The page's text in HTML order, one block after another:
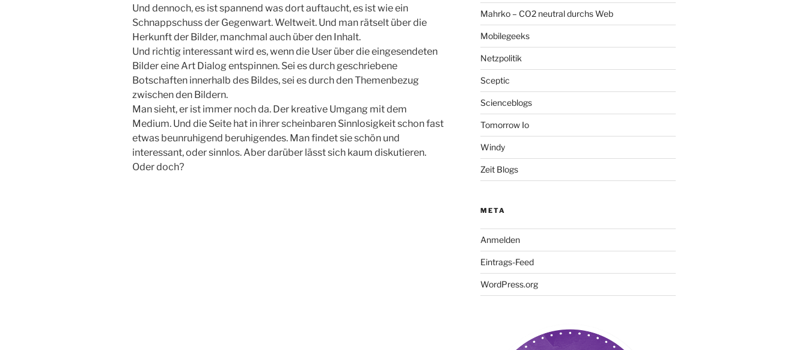
Und dennoch, es ist spannend was dort auftaucht, es ist wie ein
Schnappschuss der Gegenwart. Weltweit. Und man rätselt über die
Herkunft der Bilder, manchmal auch über den Inhalt.
Und richtig interessant wird es, wenn die User über die eingesendeten
Bilder eine Art Dialog entspinnen. Sei es durch geschriebene
Botschaften innerhalb des Bildes, sei es durch den Themenbezug
zwischen den Bildern.
Man sieht, er ist immer noch da. Der kreative Umgang mit dem
Medium. Und die Seite hat in ihrer scheinbaren Sinnlosigkeit schon fast
etwas beunruhigend beruhigendes. Man findet sie schön und
interessant, oder sinnlos. Aber darüber lässt sich kaum diskutieren.
Oder doch?
Mahrko – CO2 neutral durchs Web
Mobilegeeks
Netzpolitik
Sceptic
Scienceblogs
Tomorrow Io
Windy
Zeit Blogs
META
Anmelden
Eintrags-Feed
WordPress.org